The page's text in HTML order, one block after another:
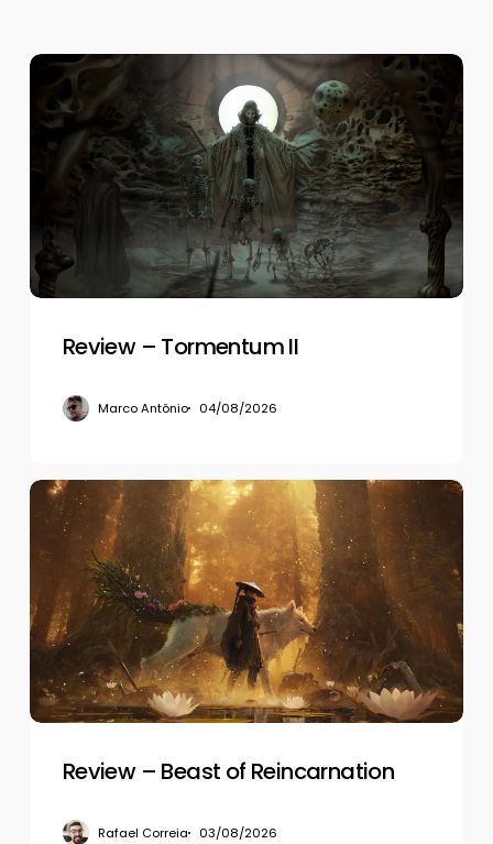
Review
Tormentum
Review – Tormentum II
Marco Antônio 04/08/2026
Review
–
Beast
Reincarnation
Review – Beast of Reincarnation
Rafael Correia 03/08/2026